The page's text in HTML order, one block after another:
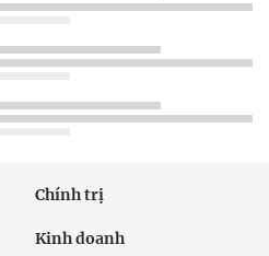
Chính trị
Kinh doanh